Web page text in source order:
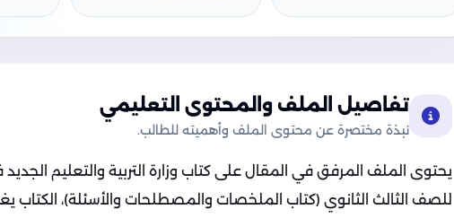
تفاصيل الملف والمحتوى التعليمي
نبذة مختصرة عن محتوى الملف وأهميته للطالب.
يحتوى الملف المرفق في المقال على كتاب وزارة التربية والتعليم الجديد
للصف الثالث الثانوي (كتاب الملخصات والمصطلحات والأسئلة)، الكتاب